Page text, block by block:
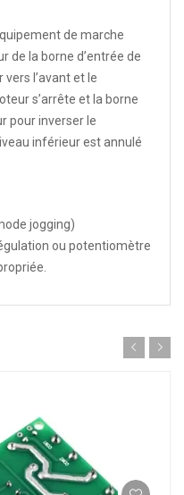
de marche
de la borne d’entrée de
l’avant et le
s’arrête et la borne
pour inverser le
inférieur est annulé
jogging)
ou potentiomètre